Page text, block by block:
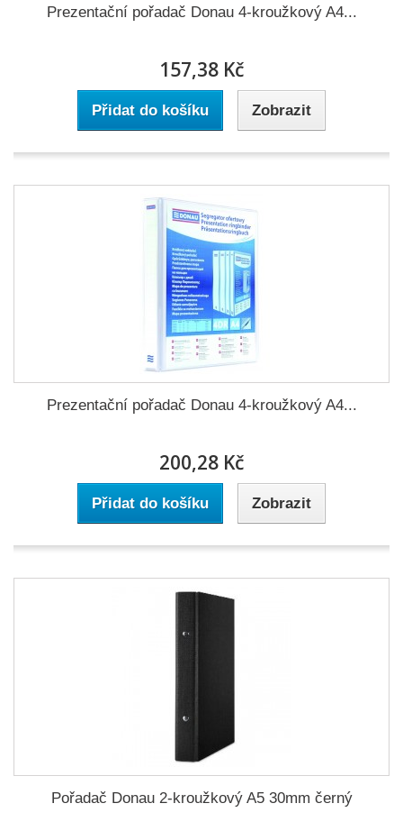
Prezentační pořadač Donau 4-kroužkový A4...
157,38 Kč
Přidat do košíku Zobrazit
Prezentační pořadač Donau 4-kroužkový A4...
200,28 Kč
Přidat do košíku Zobrazit
Pořadač Donau 2-kroužkový A5 30mm černý